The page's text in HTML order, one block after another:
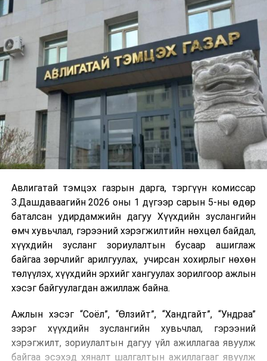
Авлигатай тэмцэх газрын дарга, тэргүүн комиссар
З.Дашдаваагийн 2026 оны 1 дүгээр сарын 5-ны өдөр
баталсан удирдамжийн дагуу Хүүхдийн зуслангийн
өмч хувьчлал, гэрээний хэрэгжилтийн нөхцөл байдал,
хүүхдийн зусланг зориулалтын бусаар ашиглаж
байгаа зөрчлийг арилгуулах, учирсан хохирлыг нөхөн
төлүүлэх, хүүхдийн эрхийг хангуулах зорилгоор ажлын
хэсэг байгуулагдан ажиллаж байна.
Ажлын хэсэг “Соёл”, “Өлзийт”, “Хандгайт”, “Ундраа”
зэрэг хүүхдийн зуслангийн хувьчлал, гэрээний
хэрэгжилт, зориулалтын дагуу үйл ажиллагаа явуулж
байгаа эсэхэд хяналт шалгалтын ажиллагааг явуулж